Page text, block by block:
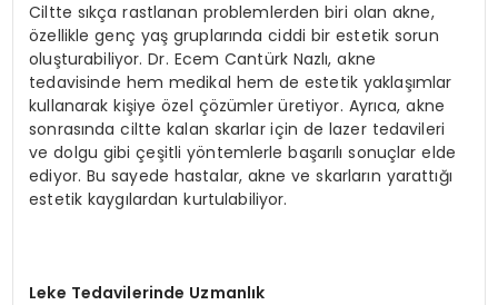
Ciltte sıkça rastlanan problemlerden biri olan akne,
özellikle genç yaş gruplarında ciddi bir estetik sorun
oluşturabiliyor. Dr. Ecem Cantürk Nazlı, akne
tedavisinde hem medikal hem de estetik yaklaşımlar
kullanarak kişiye özel çözümler üretiyor. Ayrıca, akne
sonrasında ciltte kalan skarlar için de lazer tedavileri
ve dolgu gibi çeşitli yöntemlerle başarılı sonuçlar elde
ediyor. Bu sayede hastalar, akne ve skarların yarattığı
estetik kaygılardan kurtulabiliyor.
Leke Tedavilerinde Uzmanlık